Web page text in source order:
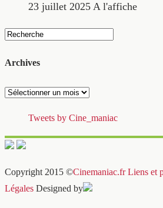
23 juillet 2025 A l'affiche
Archives
Archives
Tweets by Cine_maniac
Copyright 2015 ©Cinemaniac.fr Liens et
Légales Designed by